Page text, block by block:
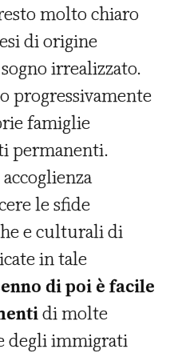
molto chiaro
di origine
irrealizzato.
progressivamente
famiglie
permanenti.
le sfide
e culturali di
in tale
di poi è facile
di molte
degli immigrati